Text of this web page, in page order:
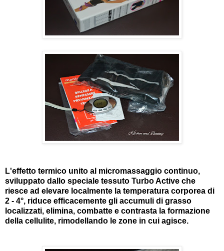
L'effetto termico unito al micromassaggio continuo,
sviluppato dallo speciale tessuto Turbo Active che
riesce ad elevare localmente la temperatura corporea di
2 - 4°, riduce efficacemente gli accumuli di grasso
localizzati, elimina, combatte e contrasta la formazione
della cellulite, rimodellando le zone in cui agisce.